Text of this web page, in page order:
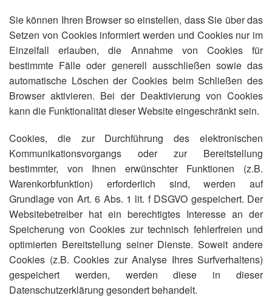
Sie können Ihren Browser so einstellen, dass Sie über das
Setzen von Cookies informiert werden und Cookies nur im
Einzelfall erlauben, die Annahme von Cookies für
bestimmte Fälle oder generell ausschließen sowie das
automatische Löschen der Cookies beim Schließen des
Browser aktivieren. Bei der Deaktivierung von Cookies
kann die Funktionalität dieser Website eingeschränkt sein.
Cookies, die zur Durchführung des elektronischen
Kommunikationsvorgangs oder zur Bereitstellung
bestimmter, von Ihnen erwünschter Funktionen (z.B.
Warenkorbfunktion) erforderlich sind, werden auf
Grundlage von Art. 6 Abs. 1 lit. f DSGVO gespeichert. Der
Websitebetreiber hat ein berechtigtes Interesse an der
Speicherung von Cookies zur technisch fehlerfreien und
optimierten Bereitstellung seiner Dienste. Soweit andere
Cookies (z.B. Cookies zur Analyse Ihres Surfverhaltens)
gespeichert werden, werden diese in dieser
Datenschutzerklärung gesondert behandelt.